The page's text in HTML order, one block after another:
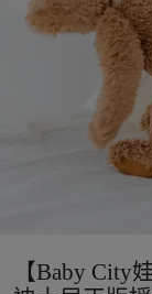
【Baby City